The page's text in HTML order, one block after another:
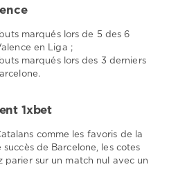
marqués lors de 5 des 6
en Liga ;
marqués lors des 3 derniers
1xbet
comme les favoris de la
de Barcelone, les cotes
parier sur un match nul avec un